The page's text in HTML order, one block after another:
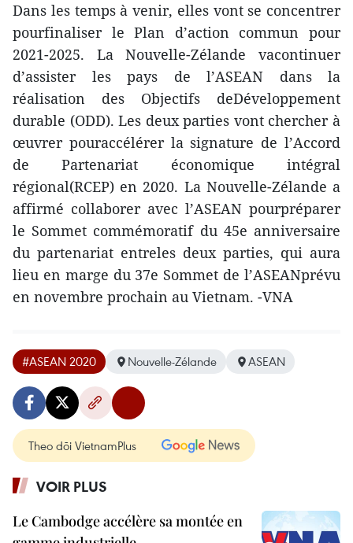
Dans les temps à venir, elles vont se concentrer
pourfinaliser le Plan d’action commun pour
2021-2025. La Nouvelle-Zélande vacontinuer
d’assister les pays de l’ASEAN dans la
réalisation des Objectifs deDéveloppement
durable (ODD). Les deux parties vont chercher à
œuvrer pouraccélérer la signature de l’Accord
de Partenariat économique intégral
régional(RCEP) en 2020. La Nouvelle-Zélande a
affirmé collaborer avec l’ASEAN pourpréparer
le Sommet commémoratif du 45e anniversaire
du partenariat entreles deux parties, qui aura
lieu en marge du 37e Sommet de l’ASEANprévu
en novembre prochain au Vietnam. -VNA
#ASEAN 2020 Nouvelle-Zélande ASEAN
Theo dõi VietnamPlus
VOIR PLUS
Le Cambodge accélère sa montée en